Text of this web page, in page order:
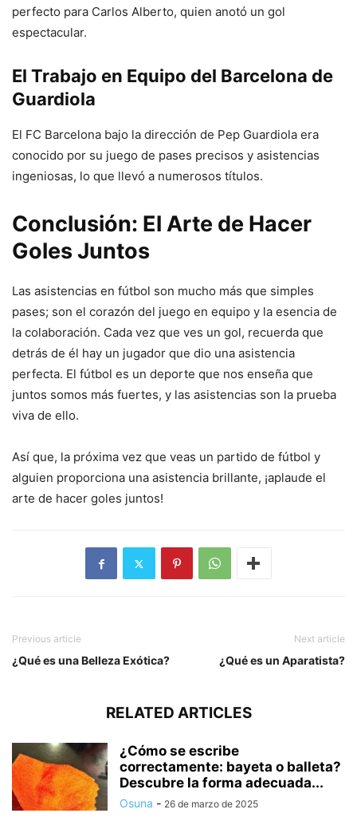
perfecto para Carlos Alberto, quien anotó un gol
espectacular.
El Trabajo en Equipo del Barcelona de
Guardiola
El FC Barcelona bajo la dirección de Pep Guardiola era
conocido por su juego de pases precisos y asistencias
ingeniosas, lo que llevó a numerosos títulos.
Conclusión: El Arte de Hacer
Goles Juntos
Las asistencias en fútbol son mucho más que simples
pases; son el corazón del juego en equipo y la esencia de
la colaboración. Cada vez que ves un gol, recuerda que
detrás de él hay un jugador que dio una asistencia
perfecta. El fútbol es un deporte que nos enseña que
juntos somos más fuertes, y las asistencias son la prueba
viva de ello.
Así que, la próxima vez que veas un partido de fútbol y
alguien proporciona una asistencia brillante, ¡aplaude el
arte de hacer goles juntos!
Previous article
¿Qué es una Belleza Exótica?
Next article
¿Qué es un Aparatista?
RELATED ARTICLES
¿Cómo se escribe
correctamente: bayeta o balleta?
Descubre la forma adecuada...
Osuna - 26 de marzo de 2025